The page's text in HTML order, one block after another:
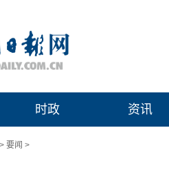
时政 资讯
> 要闻 >